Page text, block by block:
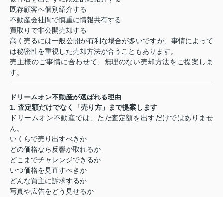
既存顧客へ個別紹介する
不動産会社間で慎重に情報共有する
買取りで非公開売却する
高く売るには一般公開が有利な場合が多いですが、事情によって
は秘密性を重視した売却方法が合うこともあります。
売主様のご事情に合わせて、無理のない売却方法をご提案しま
す。
ドリームオン不動産が選ばれる理由
1. 査定額だけでなく「売り方」まで提案します
ドリームオン不動産では、ただ査定額を出すだけではありませ
ん。
いくらで売り出すべきか
どの価格なら反響が取れるか
どこまでチャレンジできるか
いつ価格を見直すべきか
どんな買主に訴求するか
写真や広告をどう見せるか